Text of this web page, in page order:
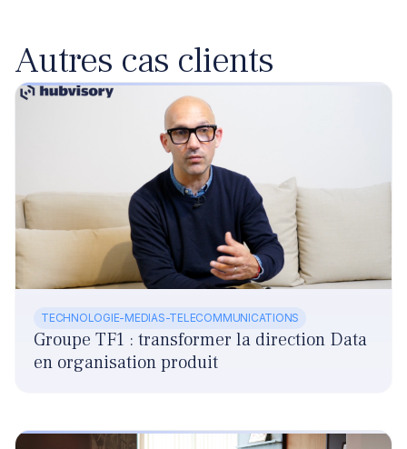
Autres cas clients
TECHNOLOGIE-MEDIAS-TELECOMMUNICATIONS
Groupe TF1 : transformer la direction Data
en organisation produit